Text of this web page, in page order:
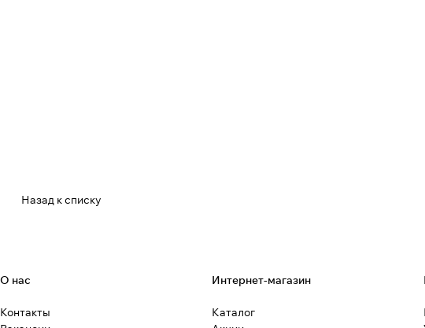
Назад к списку
О нас
Контакты
Интернет-магазин
Каталог